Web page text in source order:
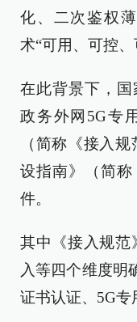
化、二次鉴权
术“可用、可控、
在此背景下，
政务外网5G专
（简称《接入
设指南》（简
件。
其中《接入规范
入等四个维度明
证书认证、5G专